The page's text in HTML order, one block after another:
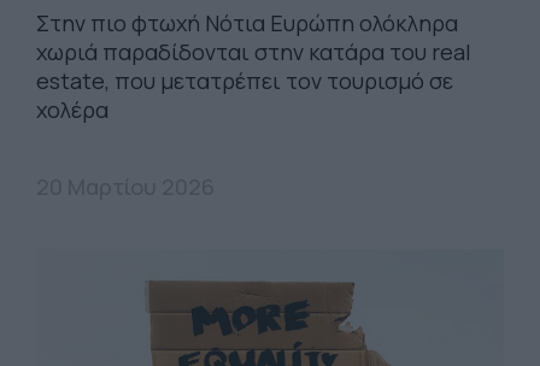
Στην πιο φτωχή Νότια Ευρώπη ολόκληρα
χωριά παραδίδονται στην κατάρα του real
estate, που μετατρέπει τον τουρισμό σε
χολέρα